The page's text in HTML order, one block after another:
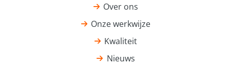
Over ons
Onze werkwijze
Kwaliteit
Nieuws